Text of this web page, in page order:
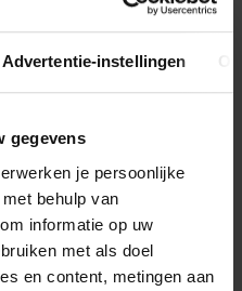
Advertentie-instellingen
gegevens
je persoonlijke
behulp van
informatie op uw
met als doel
en content, metingen aan
Arc 2000!